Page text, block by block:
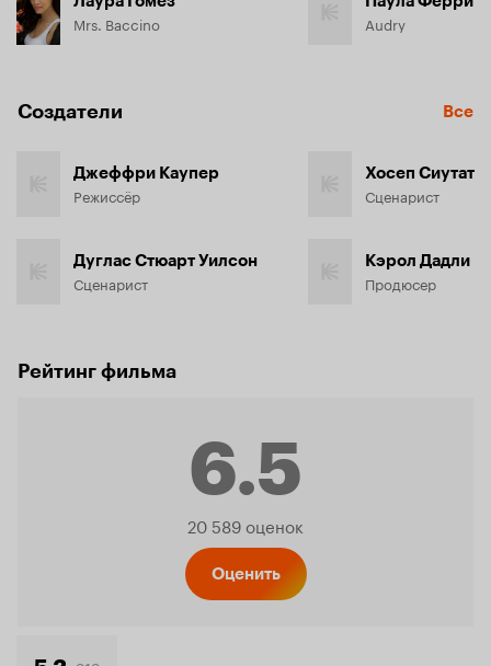
Mrs. Baccino Audry
Создатели Все
Джеффри Каупер
Режиссёр
Дуглас Стюарт Уилсон
Сценарист
Хосеп Сиутат
Сценарист
Кэрол Дадли
Продюсер
Рейтинг фильма
6.5
Рейтинг
20 589 оценок
Оценить